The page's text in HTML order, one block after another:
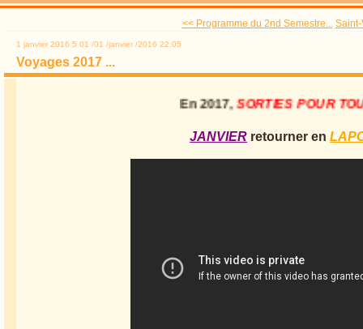
<< Programme du 2nd Semestre...
1 janvier 2016 5 01 /01 /janvier /2016 22:05
Voyages 2017 ...
En 2017,SORTIES POUR
JANVIER retourner en